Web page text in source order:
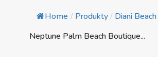
Home / Produkty/ Diani Beach
Neptune Palm Beach Boutique...